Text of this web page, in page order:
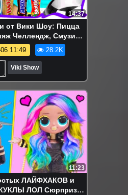
14:37
от Вики Шоу: Пицца
Челлендж, Смузи
против
Баунти Сникерс
/ Вики Шоу
11:49 28.2K
Viki Show
11:23
ЛАЙФХАКОВ и
КУКЛЫ ЛОЛ Сюрприз